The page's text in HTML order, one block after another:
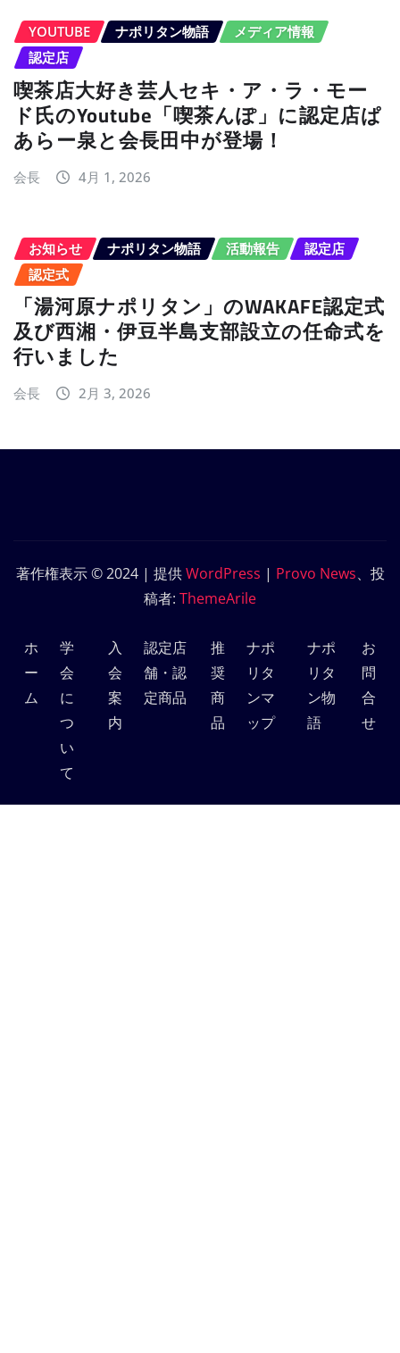
YOUTUBE ナポリタン物語
メディア情報
認定店
喫茶店大好き芸人セキ・ア・ラ・モー
ド氏のYoutube「喫茶んぽ」に認定店ぱ
あらー泉と会長田中が登場！
会長 4月 1, 2026
お知らせ ナポリタン物語 活動報告
認定店
認定式
「湯河原ナポリタン」のWAKAFE認定式
及び西湘・伊豆半島支部設立の任命式を
行いました
会長 2月 3, 2026
著作権表示 © 2024 | 提供WordPress | Provo News、投
稿者: ThemeArile
ホ
ー
ム
学
会
に
つ
い
て
入
会
案
内
認定店
舗・認
定商品
推
奨
商
品
ナポ
リタ
ンマ
ップ
ナポ
リタ
ン物
語
お
問
合
せ